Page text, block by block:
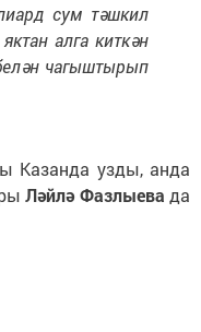
сум тәшкил
алга киткән
чагыштырып
Казанда узды, анда
Ләйлә Фазлыева да